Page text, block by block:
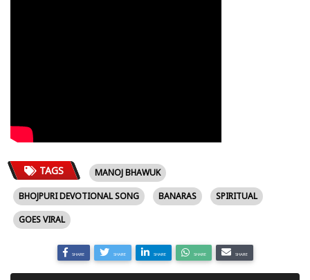
TAGS
MANOJ BHAWUK
BHOJPURI DEVOTIONAL SONG
BANARAS
SPIRITUAL
GOES VIRAL
SHARE SHARE SHARE SHARE SHARE